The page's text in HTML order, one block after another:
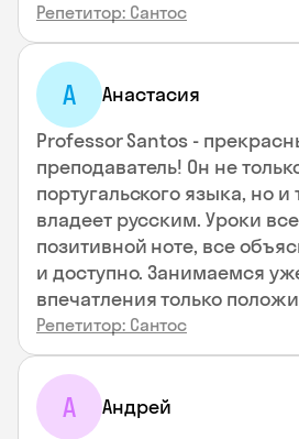
Репетитор: Сантос
А Анастасия
Professor Santos -
преподаватель! Он не
португальского языка, но
владеет русским. Уроки
позитивной ноте, все
и доступно. Занимаемся
впечатления только
Репетитор: Сантос
А Андрей